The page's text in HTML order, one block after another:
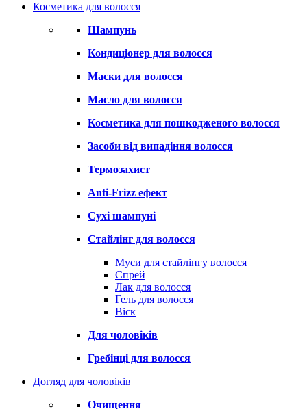
Косметика для волосся
Шампунь
Кондиціонер для волосся
Маски для волосся
Масло для волосся
Косметика для пошкодженого волосся
Засоби від випадіння волосся
Термозахист
Anti-Frizz ефект
Сухі шампуні
Стайлінг для волосся
Муси для стайлінгу волосся
Спрей
Лак для волосся
Гель для волосся
Віск
Для чоловіків
Гребінці для волосся
Догляд для чоловіків
Очищення